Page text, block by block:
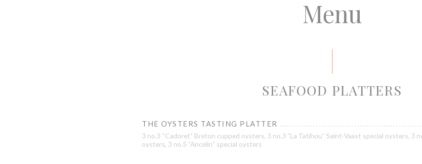
Menu
SEAFOOD PLATTERS
THE OYSTERS TASTING PLATTER
3 no.3 “Cadoret” Breton cupped oysters, 3 no.3 ”La Tatihou” Saint-Vaast special oysters, 3
oysters, 3 no.5 ”Ancelin” special oysters